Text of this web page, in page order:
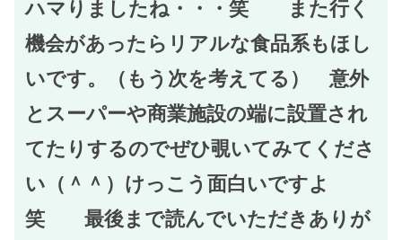
ハマりましたね・・・笑 また行く
機会があったらリアルな食品系もほし
いです。（もう次を考えてる） 意外
とスーパーや商業施設の端に設置され
てたりするのでぜひ覗いてみてくださ
い（＾＾）けっこう面白いですよ
笑 最後まで読んでいただきありが